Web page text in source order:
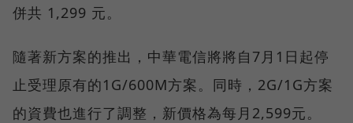
併共 1,299 元。
隨著新方案的推出，中華電信將將自7月1日起停
止受理原有的1G/600M方案。同時，2G/1G方案
的資費也進行了調整，新價格為每月2,599元。